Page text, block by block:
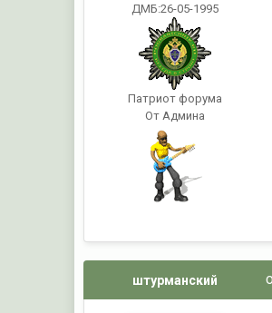
ДМБ:26-05-1995
Патриот форума
От Админа
штурманский